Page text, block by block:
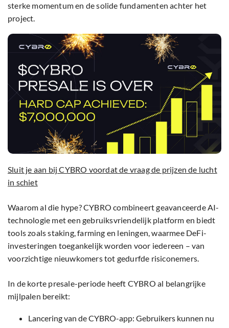
sterke momentum en de solide fundamenten achter het
project.
Sluit je aan bij CYBRO voordat de vraag de prijzen de lucht
in schiet
Waarom al die hype? CYBRO combineert geavanceerde AI-
technologie met een gebruiksvriendelijk platform en biedt
tools zoals staking, farming en leningen, waarmee DeFi-
investeringen toegankelijk worden voor iedereen – van
voorzichtige nieuwkomers tot gedurfde risiconemers.
In de korte presale-periode heeft CYBRO al belangrijke
mijlpalen bereikt:
Lancering van de CYBRO-app: Gebruikers kunnen nu